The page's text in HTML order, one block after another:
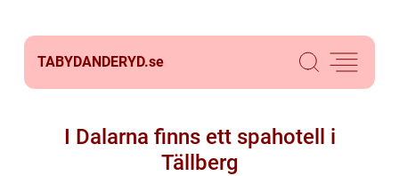
TABYDANDERYD.se
I Dalarna finns ett spahotell i
Tällberg